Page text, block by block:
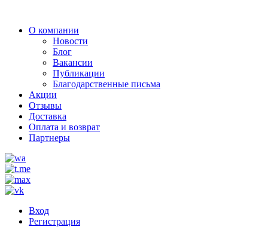
О компании
Новости
Блог
Вакансии
Публикации
Благодарственные письма
Акции
Отзывы
Доставка
Оплата и возврат
Партнеры
Вход
Регистрация